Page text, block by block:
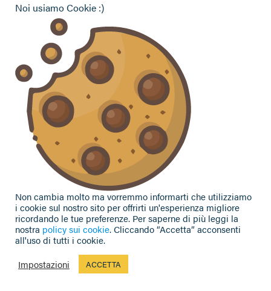
Vuoi contattarci per ricevere assistenza, lasciare un
commento o chiedere informazioni?
CONTATTACI
Seguici sui social
Privacy Policy|Cookie Policy
© 2002-2026 CAA Confagricoltura Emilia Romagna srl - P.IVA
02317021208
Noi usiamo Cookie :)
Non cambia molto ma vorremmo informarti che utilizziamo
i cookie sul nostro sito per offrirti un'esperienza migliore
ricordando le tue preferenze. Per saperne di più leggi la
nostra policy sui cookie. Cliccando “Accetta” acconsenti
all'uso di tutti i cookie.
Impostazioni
ACCETTA